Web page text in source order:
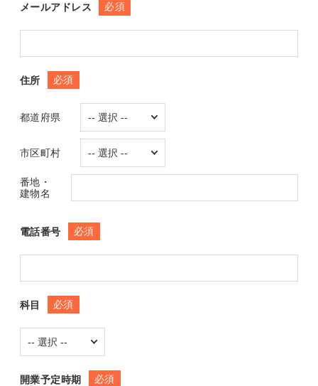
メールアドレス 必須
住所 必須
都道府県
市区町村
番地・
建物名
電話番号 必須
科目 必須
開業予定時期 必須